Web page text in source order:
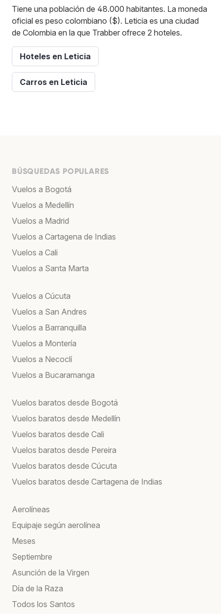
Tiene una población de 48.000 habitantes. La moneda
oficial es peso colombiano ($). Leticia es una ciudad
de Colombia en la que Trabber ofrece 2 hoteles.
Hoteles en Leticia
Carros en Leticia
BÚSQUEDAS POPULARES
Vuelos a Bogotá
Vuelos a Medellín
Vuelos a Madrid
Vuelos a Cartagena de Indias
Vuelos a Cali
Vuelos a Santa Marta
Vuelos a Cúcuta
Vuelos a San Andres
Vuelos a Barranquilla
Vuelos a Montería
Vuelos a Necoclí
Vuelos a Bucaramanga
Vuelos baratos desde Bogotá
Vuelos baratos desde Medellín
Vuelos baratos desde Cali
Vuelos baratos desde Pereira
Vuelos baratos desde Cúcuta
Vuelos baratos desde Cartagena de Indias
Aerolíneas
Equipaje según aerolínea
Meses
Septiembre
Asunción de la Virgen
Día de la Raza
Todos los Santos